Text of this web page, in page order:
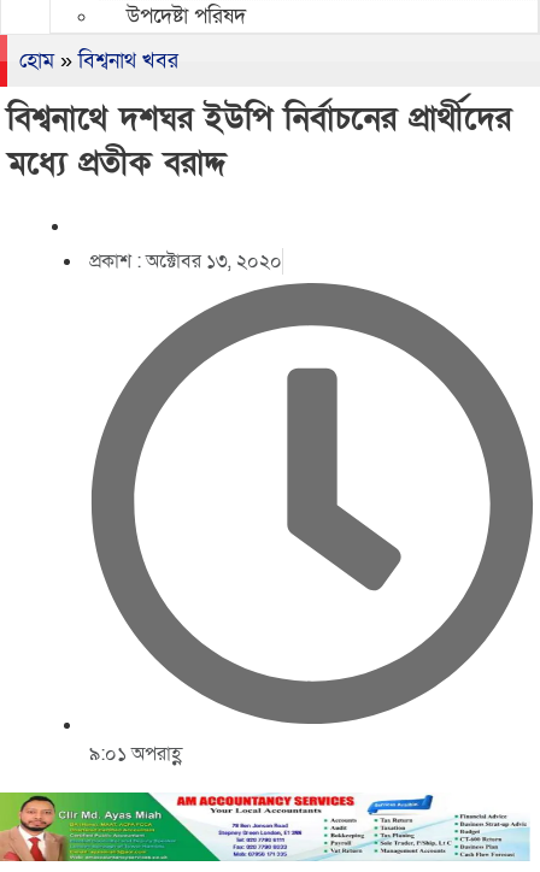
উপদেষ্টা পরিষদ
হোম»বিশ্বনাথ খবর
বিশ্বনাথে দশঘর ইউপি নির্বাচনের প্রার্থীদের
মধ্যে প্রতীক বরাদ্দ
প্রকাশ :অক্টোবর ১৩, ২০২০
৯:০১ অপরাহ্ণ